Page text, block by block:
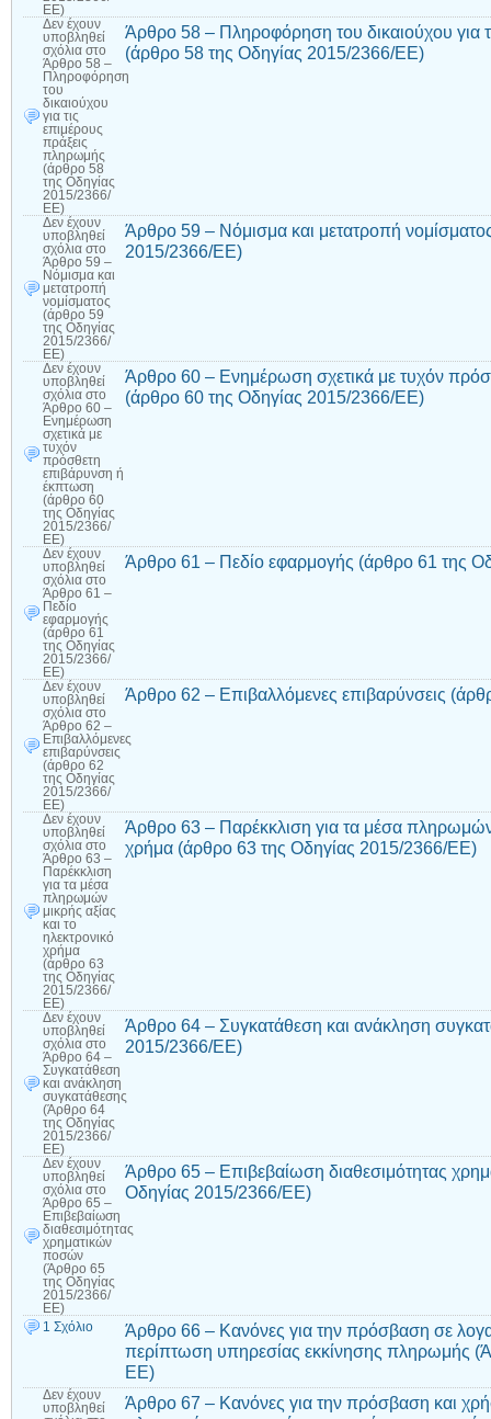
ΕΕ)
Δεν έχουν
υποβληθεί
σχόλια στο
Άρθρο 58 –
Πληροφόρηση
του
δικαιούχου
για τις
επιμέρους
πράξεις
πληρωμής
(άρθρο 58
της Οδηγίας
2015/2366/
ΕΕ)
Άρθρο 58 – Πληροφόρηση του δικαιούχου για
(άρθρο 58 της Οδηγίας 2015/2366/ΕΕ)
Δεν έχουν
υποβληθεί
σχόλια στο
Άρθρο 59 –
Νόμισμα και
μετατροπή
νομίσματος
(άρθρο 59
της Οδηγίας
2015/2366/
ΕΕ)
Άρθρο 59 – Νόμισμα και μετατροπή
2015/2366/ΕΕ)
Δεν έχουν
υποβληθεί
σχόλια στο
Άρθρο 60 –
Ενημέρωση
σχετικά με
τυχόν
πρόσθετη
επιβάρυνση ή
έκπτωση
(άρθρο 60
της Οδηγίας
2015/2366/
ΕΕ)
Άρθρο 60 – Ενημέρωση σχετικά με τυχόν
(άρθρο 60 της Οδηγίας 2015/2366/ΕΕ)
Δεν έχουν
υποβληθεί
σχόλια στο
Άρθρο 61 –
Πεδίο
εφαρμογής
(άρθρο 61
της Οδηγίας
2015/2366/
ΕΕ)
Άρθρο 61 – Πεδίο εφαρμογής (άρθρο 61 της
Δεν έχουν
υποβληθεί
σχόλια στο
Άρθρο 62 –
Επιβαλλόμενες
επιβαρύνσεις
(άρθρο 62
της Οδηγίας
2015/2366/
ΕΕ)
Άρθρο 62 – Επιβαλλόμενες επιβαρύνσεις
Δεν έχουν
υποβληθεί
σχόλια στο
Άρθρο 63 –
Παρέκκλιση
για τα μέσα
πληρωμών
μικρής αξίας
και το
ηλεκτρονικό
χρήμα
(άρθρο 63
της Οδηγίας
2015/2366/
ΕΕ)
Άρθρο 63 – Παρέκκλιση για τα μέσα πληρωμών
χρήμα (άρθρο 63 της Οδηγίας 2015/2366/ΕΕ)
Δεν έχουν
υποβληθεί
σχόλια στο
Άρθρο 64 –
Συγκατάθεση
και ανάκληση
συγκατάθεσης
(Άρθρο 64
της Οδηγίας
2015/2366/
ΕΕ)
Άρθρο 64 – Συγκατάθεση και ανάκληση
2015/2366/ΕΕ)
Δεν έχουν
υποβληθεί
σχόλια στο
Άρθρο 65 –
Επιβεβαίωση
διαθεσιμότητας
χρηματικών
ποσών
(Άρθρο 65
της Οδηγίας
2015/2366/
ΕΕ)
Άρθρο 65 – Επιβεβαίωση διαθεσιμότητας
Οδηγίας 2015/2366/ΕΕ)
1 Σχόλιο
Άρθρο 66 – Κανόνες για την πρόσβαση σε
περίπτωση υπηρεσίας εκκίνησης πληρωμής
ΕΕ)
Δεν έχουν
υποβληθεί
Άρθρο 67 – Κανόνες για την πρόσβαση και